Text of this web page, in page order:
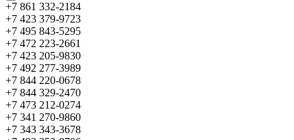
+7 861 332-2184
+7 423 379-9723
+7 495 843-5295
+7 472 223-2661
+7 423 205-9830
+7 492 277-3989
+7 844 220-0678
+7 844 329-2470
+7 473 212-0274
+7 341 270-9860
+7 343 343-3678